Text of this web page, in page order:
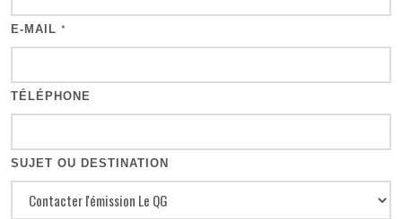
E-MAIL *
TÉLÉPHONE
SUJET OU DESTINATION